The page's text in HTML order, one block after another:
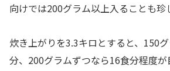
向けでは200グラム以上入ることも珍
炊き上がりを3.3キロとすると、150
分、200グラムずつなら16食分程度が